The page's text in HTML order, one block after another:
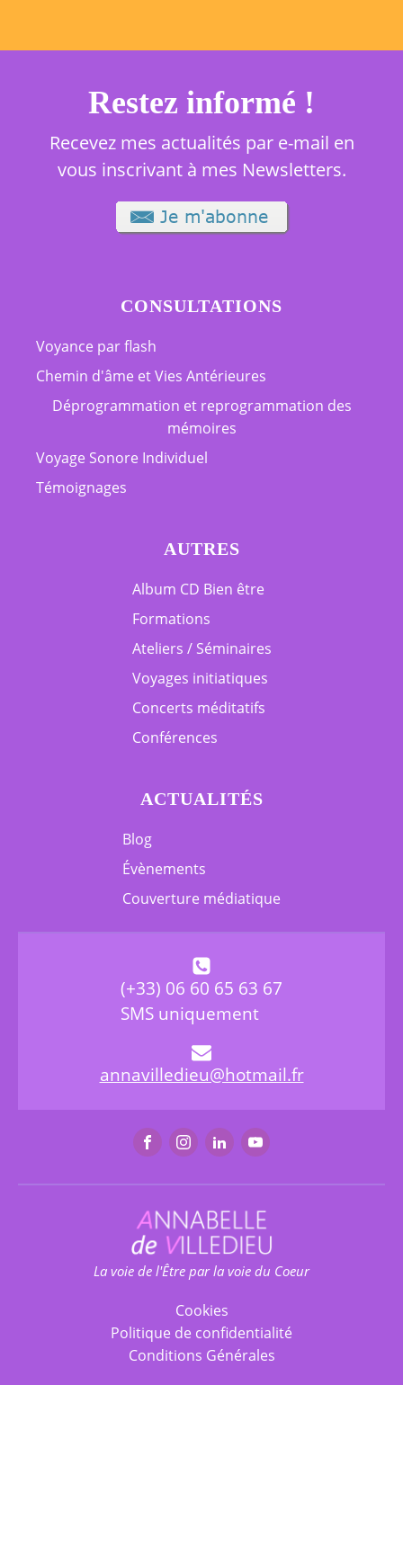
Restez informé !
Recevez mes actualités par e-mail en
vous inscrivant à mes Newsletters.
CONSULTATIONS
Voyance par flash
Chemin d'âme et Vies Antérieures
Déprogrammation et reprogrammation des
mémoires
Voyage Sonore Individuel
Témoignages
AUTRES
Album CD Bien être
Formations
Ateliers / Séminaires
Voyages initiatiques
Concerts méditatifs
Conférences
ACTUALITÉS
Blog
Évènements
Couverture médiatique
(+33) 06 60 65 63 67
SMS uniquement
annavilledieu@hotmail.fr
La voie de l'Être par la voie du Coeur
Cookies
Politique de confidentialité
Conditions Générales